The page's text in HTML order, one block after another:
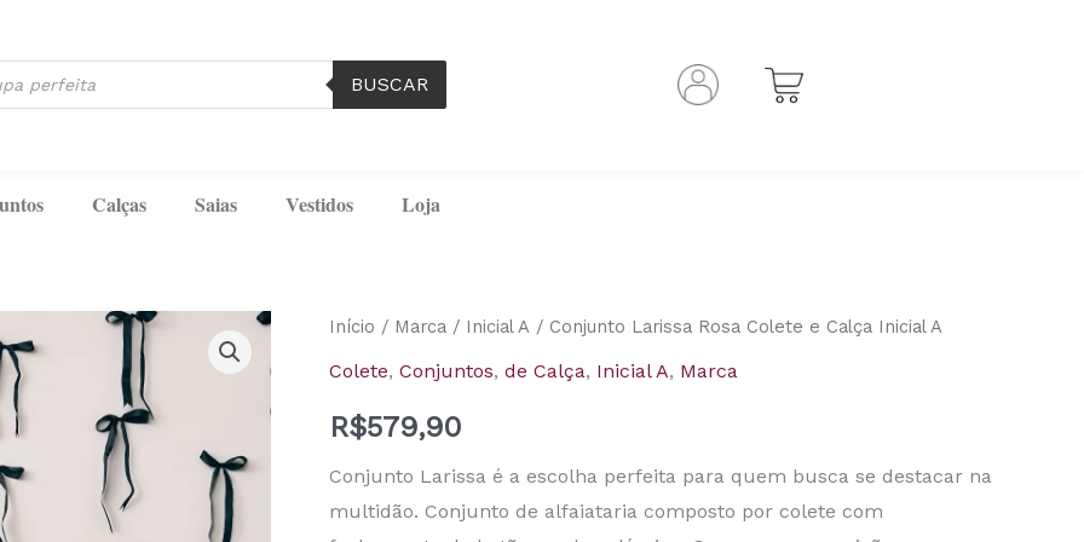
BUSCAR
Calças Saias Vestidos Loja
Início / Marca / Inicial A / Conjunto Larissa Rosa Colete e Calça Inicial A
Colete, Conjuntos, de Calça, Inicial A, Marca
R$579,90
Conjunto Larissa é a escolha perfeita para quem busca se destacar na
multidão. Conjunto de alfaiataria composto por colete com
Conjunto
Larissa
Colete
e
Calça